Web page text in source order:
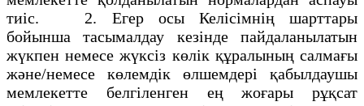
тиiс. 2. Егер осы Келiсiмнiң шарттары
бойынша тасымалдау кезiнде пайдаланылатын
жүкпен немесе жүксiз көлiк құралының салмағы
және/немесе көлемдiк өлшемдерi қабылдаушы
мемлекетте белгiленген ең жоғары рұқсат